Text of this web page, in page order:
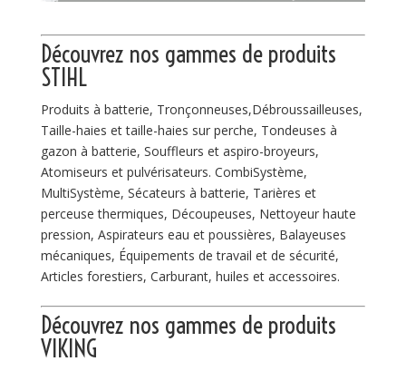
Découvrez nos gammes de produits
STIHL
Produits à batterie, Tronçonneuses,Débroussailleuses,
Taille-haies et taille-haies sur perche, Tondeuses à
gazon à batterie, Souffleurs et aspiro-broyeurs,
Atomiseurs et pulvérisateurs. CombiSystème,
MultiSystème, Sécateurs à batterie, Tarières et
perceuse thermiques, Découpeuses, Nettoyeur haute
pression, Aspirateurs eau et poussières, Balayeuses
mécaniques, Équipements de travail et de sécurité,
Articles forestiers, Carburant, huiles et accessoires.
Découvrez nos gammes de produits
VIKING